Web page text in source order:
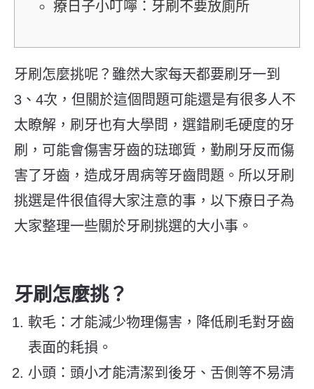
療日子小叮嚀：牙刷不要放廁所
牙刷怎麼挑呢？雖然大家每天都要刷牙一到
3、4次，但關於這個問題可能還是有很多人不
太瞭解，刷牙也有大學問，選錯刷毛硬度的牙
刷，可能會傷害牙齒的琺瑯質，勤刷牙反而傷
害了牙齒，造成牙周病等牙齒問題。所以牙刷
挑選是件很值得大家注意的事，以下療日子為
大家整理一些關於牙刷挑選的大小事。
牙刷怎麼挑？
軟毛：才能減少物理傷害，降低刷毛對牙齒
表面的耗損。
小頭：頭小才能清潔到後牙、舌側等不易清